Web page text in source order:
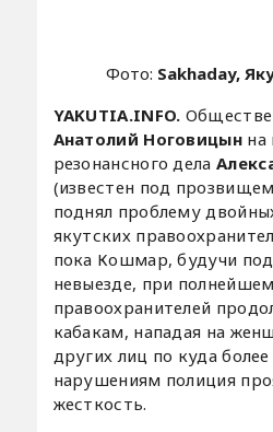
Фото: Sakhaday,
YAKUTIA.INFO.
Анатолий Ноговицын на
резонансного дела
(известен под
поднял проблему
якутских
пока Кошмар, будучи
невыезде, при
правоохранителей
кабакам, нападая на
других лиц по куда
нарушениям полиция
жесткость.